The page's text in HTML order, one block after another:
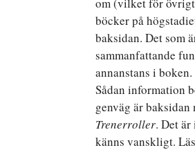
böcker på
baksidan. Det som
sammanfattande
annanstans i
Sådan information
genväg är
Trenerroller. Det
känns vanskligt.